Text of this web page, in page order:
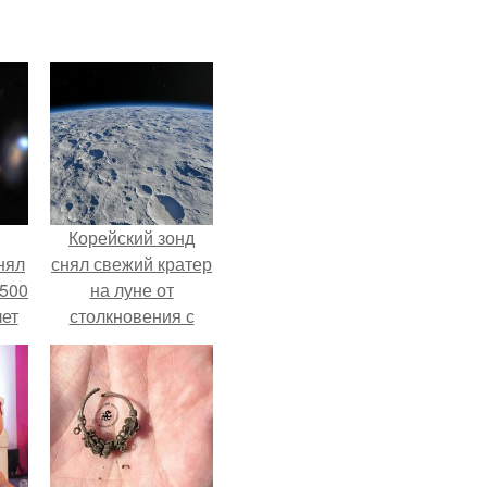
Корейский зонд
снял свежий кратер
на луне от
столкновения с
обломком Falcon 9.